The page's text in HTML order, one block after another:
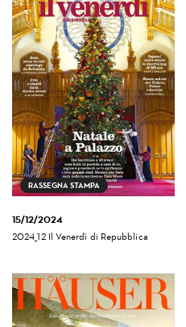
RASSEGNA STAMPA
15/12/2024
2024_12 Il Venerdì di Repubblica